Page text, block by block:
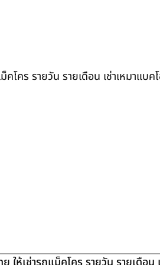
โคร รายวัน รายเดือน เช่าเหมาแบ